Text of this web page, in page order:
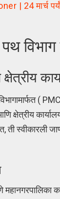
| 24 मार्च
विभाग
(
क्षेत्रीय
ती स्वीकारली